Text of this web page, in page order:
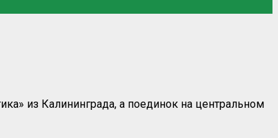
из Калининграда, а поединок на центральном